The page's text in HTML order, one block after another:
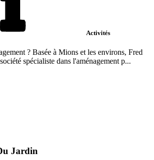
Activités
? Basée à Mions et les environs, Fred
spécialiste dans l'aménagement p...
Jardin